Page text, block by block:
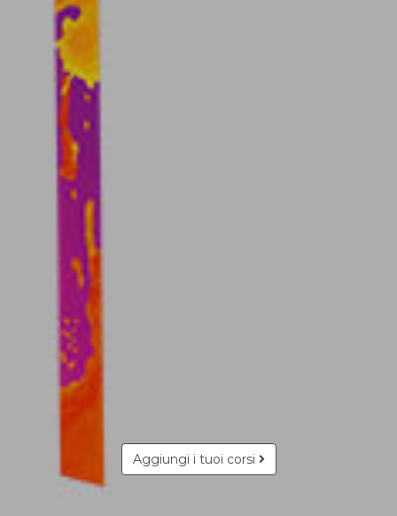
Aggiungi i tuoi corsi